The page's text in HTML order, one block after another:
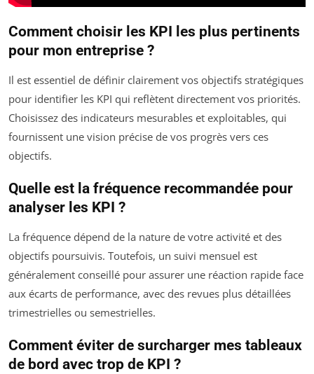
Comment choisir les KPI les plus pertinents
pour mon entreprise ?
Il est essentiel de définir clairement vos objectifs stratégiques
pour identifier les KPI qui reflètent directement vos priorités.
Choisissez des indicateurs mesurables et exploitables, qui
fournissent une vision précise de vos progrès vers ces
objectifs.
Quelle est la fréquence recommandée pour
analyser les KPI ?
La fréquence dépend de la nature de votre activité et des
objectifs poursuivis. Toutefois, un suivi mensuel est
généralement conseillé pour assurer une réaction rapide face
aux écarts de performance, avec des revues plus détaillées
trimestrielles ou semestrielles.
Comment éviter de surcharger mes tableaux
de bord avec trop de KPI ?